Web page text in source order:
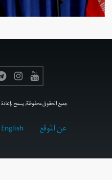
جميع الحقوق محفوظة, يسمح بإعادة
عن الموقع English